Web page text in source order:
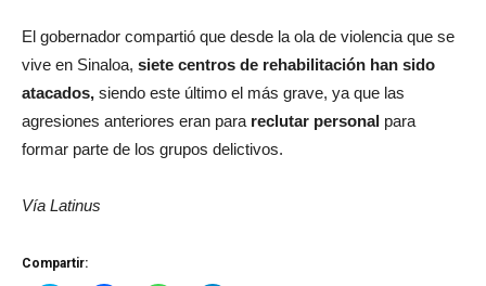
El gobernador compartió que desde la ola de violencia que se
vive en Sinaloa, siete centros de rehabilitación han sido
atacados, siendo este último el más grave, ya que las
agresiones anteriores eran para reclutar personal para
formar parte de los grupos delictivos.
Vía Latinus
Compartir: